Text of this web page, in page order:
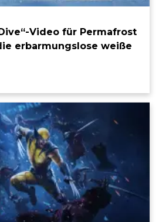
Video für Permafrost
erbarmungslose weiße